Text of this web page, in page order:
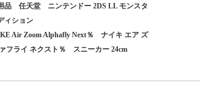
品 任天堂 ニンテンドー 2DS LL モンスタ
ィション
Air Zoom Alphafly Next％ ナイキ エア ズ
フライ ネクスト％ スニーカー 24cm